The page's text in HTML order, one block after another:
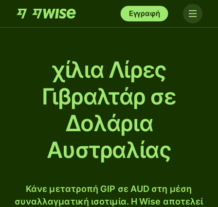
Εγγραφή
χίλια Λίρες
Γιβραλτάρ σε
Δολάρια
Αυστραλίας
Κάνε μετατροπή GIP σε AUD στη μέση
συναλλαγματική ισοτιμία. Η Wise αποτελεί